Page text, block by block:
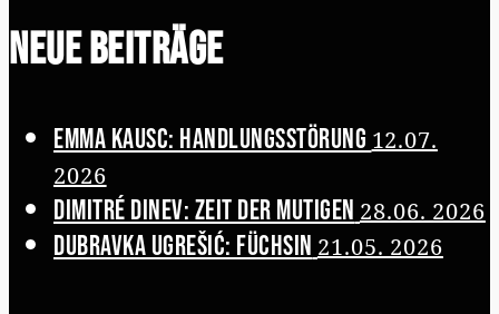
Neue Beiträge
Emma Kausc: Handlungsstörung 12.07.
2026
Dimitré Dinev: Zeit der Mutigen 28.06. 2026
Dubravka Ugrešić: Füchsin 21.05. 2026